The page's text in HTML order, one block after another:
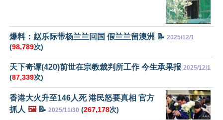
爆料：赵乐际带杨兰兰回国 假兰兰留澳洲 📝 2025/12/1
(98,789次)
天下奇谭(420)前世在宗教裁判所工作 今生承果报 2025/12/1
(87,339次)
香港大火升至146人死 港民怒要真相 官方
抓人 🖼️📝 2025/11/30 (267,178次)